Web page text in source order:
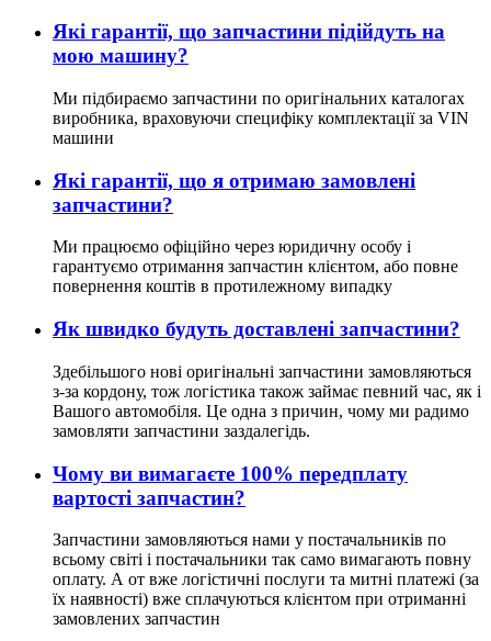
Які гарантії, що запчастини підійдуть на
мою машину?
Ми підбираємо запчастини по оригінальних каталогах
виробника, враховуючи специфіку комплектації за VIN
машини
Які гарантії, що я отримаю замовлені
запчастини?
Ми працюємо офіційно через юридичну особу і
гарантуємо отримання запчастин клієнтом, або повне
повернення коштів в протилежному випадку
Як швидко будуть доставлені запчастини?
Здебільшого нові оригінальні запчастини замовляються
з-за кордону, тож логістика також займає певний час, як і
Вашого автомобіля. Це одна з причин, чому ми радимо
замовляти запчастини заздалегідь.
Чому ви вимагаєте 100% передплату
вартості запчастин?
Запчастини замовляються нами у постачальників по
всьому світі і постачальники так само вимагають повну
оплату. А от вже логістичні послуги та митні платежі (за
їх наявності) вже сплачуються клієнтом при отриманні
замовлених запчастин